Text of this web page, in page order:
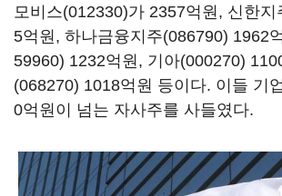
모비스(012330)가 2357억원, 신한지
5억원, 하나금융지주(086790) 1962
59960) 1232억원, 기아(000270)
(068270) 1018억원 등이다. 이들 기
0억원이 넘는 자사주를 사들였다.